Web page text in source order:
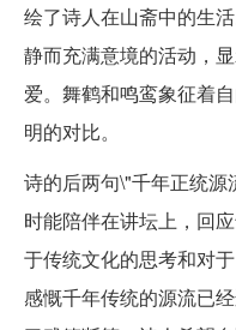
绘了诗人在山斋中的生
静而充满意境的活动，
爱。舞鹤和鸣鸾象征着
明的对比。
诗的后两句\"千年正统
时能陪伴在讲坛上，回
于传统文化的思考和对
感慨千年传统的源流已